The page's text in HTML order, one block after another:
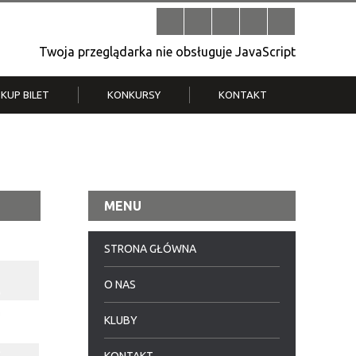
Twoja przeglądarka nie obsługuje JavaScript
KUP BILET KONKURSY KONTAKT
MENU
STRONA GŁÓWNA
O NAS
KLUBY